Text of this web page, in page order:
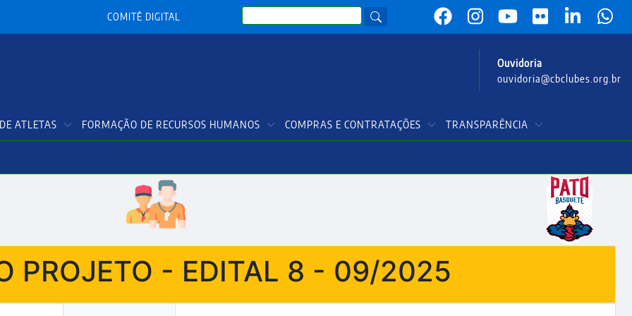
COMITÊ DIGITAL
Search
Ouvidoria
ouvidoria@cbclubes.org.br
ATLETAS FORMAÇÃO DE RECURSOS HUMANOS COMPRAS E CONTRATAÇÕES TRANSPARÊNCIA
PROJETO - EDITAL 8 - 09/2025